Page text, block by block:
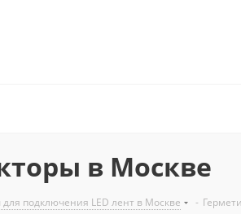
в Москве
для подключения LED лент в Москве -